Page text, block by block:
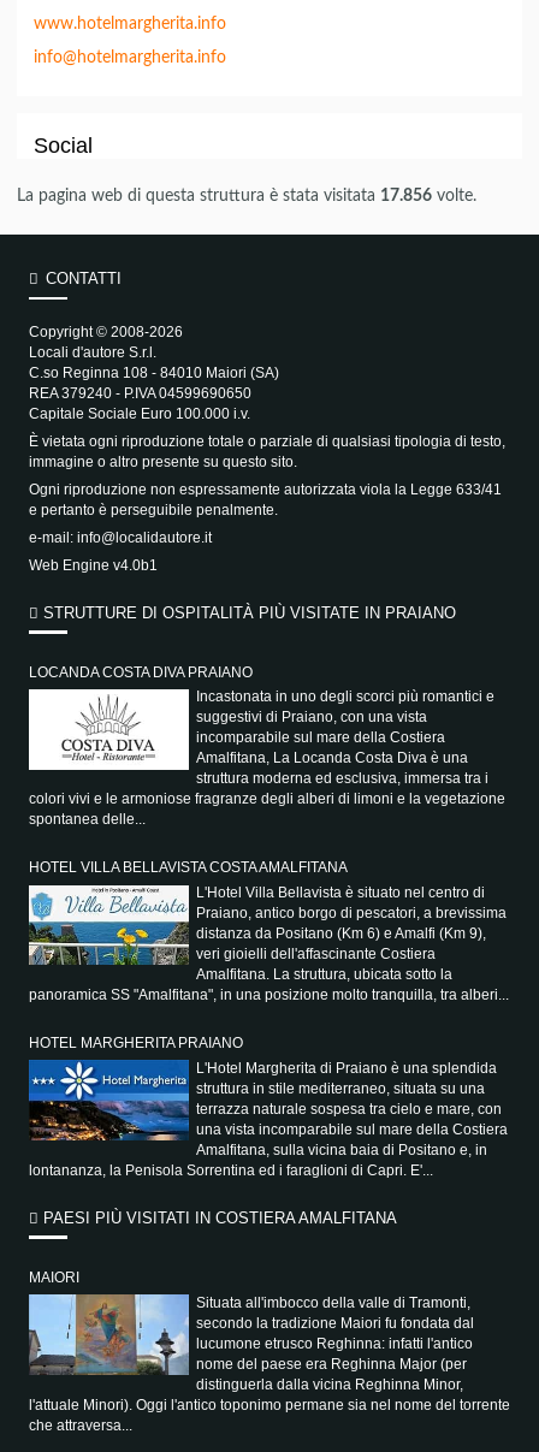
www.hotelmargherita.info
info@hotelmargherita.info
Social
La pagina web di questa struttura è stata visitata 17.856 volte.
CONTATTI
Copyright © 2008-2026
Locali d'autore S.r.l.
C.so Reginna 108 - 84010 Maiori (SA)
REA 379240 - P.IVA 04599690650
Capitale Sociale Euro 100.000 i.v.
È vietata ogni riproduzione totale o parziale di qualsiasi tipologia di testo,
immagine o altro presente su questo sito.
Ogni riproduzione non espressamente autorizzata viola la Legge 633/41
e pertanto è perseguibile penalmente.
e-mail: info@localidautore.it
Web Engine v4.0b1
STRUTTURE DI OSPITALITÀ PIÙ VISITATE IN PRAIANO
LOCANDA COSTA DIVA PRAIANO
Incastonata in uno degli scorci più romantici e
suggestivi di Praiano, con una vista
incomparabile sul mare della Costiera
Amalfitana, La Locanda Costa Diva è una
struttura moderna ed esclusiva, immersa tra i
colori vivi e le armoniose fragranze degli alberi di limoni e la vegetazione
spontanea delle...
HOTEL VILLA BELLAVISTA COSTA AMALFITANA
L'Hotel Villa Bellavista è situato nel centro di
Praiano, antico borgo di pescatori, a brevissima
distanza da Positano (Km 6) e Amalfi (Km 9),
veri gioielli dell'affascinante Costiera
Amalfitana. La struttura, ubicata sotto la
panoramica SS "Amalfitana", in una posizione molto tranquilla, tra alberi...
HOTEL MARGHERITA PRAIANO
L'Hotel Margherita di Praiano è una splendida
struttura in stile mediterraneo, situata su una
terrazza naturale sospesa tra cielo e mare, con
una vista incomparabile sul mare della Costiera
Amalfitana, sulla vicina baia di Positano e, in
lontananza, la Penisola Sorrentina ed i faraglioni di Capri. E'...
PAESI PIÙ VISITATI IN COSTIERA AMALFITANA
MAIORI
Situata all'imbocco della valle di Tramonti,
secondo la tradizione Maiori fu fondata dal
lucumone etrusco Reghinna: infatti l'antico
nome del paese era Reghinna Major (per
distinguerla dalla vicina Reghinna Minor,
l'attuale Minori). Oggi l'antico toponimo permane sia nel nome del torrente
che attraversa...